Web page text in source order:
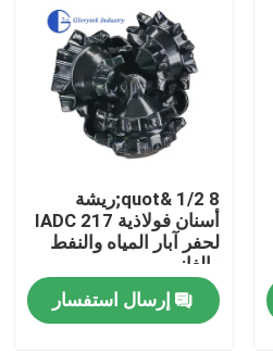
8 1/2 &quot;ريشة
أسنان فولاذية IADC 217
لحفر آبار المياه والنفط
والغاز
إرسال استفسار